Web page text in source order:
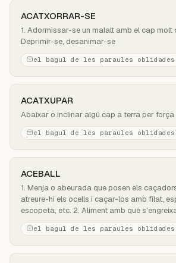
ACATXORRAR-SE
1. Adormissar-se un malalt amb el cap molt
Deprimir-se, desanimar-se
el bagul de les paraules oblidades
ACATXUPAR
Abaixar o inclinar algú cap a terra per força
el bagul de les paraules oblidades
ACEBALL
1. Menja o abeurada que posen els
atreure-hi els ocells i caçar-los amb filat,
escopeta, etc. 2. Aliment amb què
el bagul de les paraules oblidades